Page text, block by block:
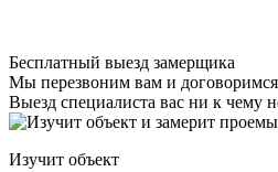
Бесплатный выезд замерщика
Мы перезвоним вам и
Выезд специалиста вас ни к чему
Изучит объект